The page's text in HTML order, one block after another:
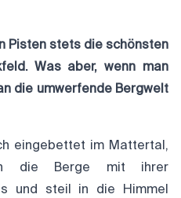
Pisten stets die schönsten
Was aber, wenn man
die umwerfende Bergwelt
eingebettet im Mattertal,
die Berge mit ihrer
und steil in die Himmel